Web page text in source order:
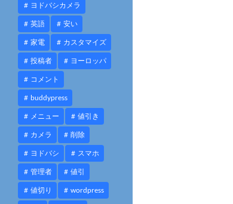
ヨドバシカメラ
英語 安い
家電 カスタマイズ
投稿者 ヨーロッパ
コメント
buddypress
メニュー 値引き
カメラ 削除
ヨドバシ スマホ
管理者 値引
値切り wordpress